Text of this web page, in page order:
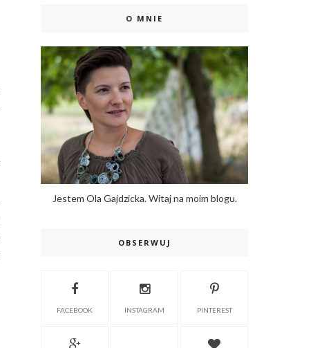
O MNIE
Jestem Ola Gajdzicka. Witaj na moim blogu.
OBSERWUJ
FACEBOOK INSTAGRAM PINTEREST